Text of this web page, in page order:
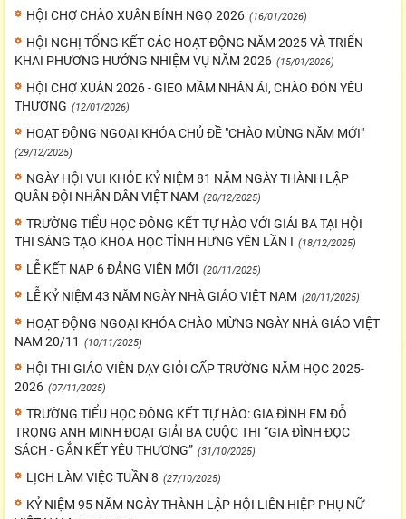
HỘI CHỢ CHÀO XUÂN BÍNH NGỌ 2026 (16/01/2026)
HỘI NGHỊ TỔNG KẾT CÁC HOẠT ĐỘNG NĂM 2025 VÀ TRIỂN
KHAI PHƯƠNG HƯỚNG NHIỆM VỤ NĂM 2026 (15/01/2026)
HỘI CHỢ XUÂN 2026 - GIEO MẦM NHÂN ÁI, CHÀO ĐÓN YÊU
THƯƠNG (12/01/2026)
HOẠT ĐỘNG NGOẠI KHÓA CHỦ ĐỀ "CHÀO MỪNG NĂM MỚI"
(29/12/2025)
NGÀY HỘI VUI KHỎE KỶ NIỆM 81 NĂM NGÀY THÀNH LẬP
QUÂN ĐỘI NHÂN DÂN VIỆT NAM (20/12/2025)
TRƯỜNG TIỂU HỌC ĐÔNG KẾT TỰ HÀO VỚI GIẢI BA TẠI HỘI
THI SÁNG TẠO KHOA HỌC TỈNH HƯNG YÊN LẦN I (18/12/2025)
LỄ KẾT NẠP 6 ĐẢNG VIÊN MỚI (20/11/2025)
LỄ KỶ NIỆM 43 NĂM NGÀY NHÀ GIÁO VIỆT NAM (20/11/2025)
HOẠT ĐỘNG NGOẠI KHÓA CHÀO MỪNG NGÀY NHÀ GIÁO VIỆT
NAM 20/11
(10/11/2025)
HỘI THI GIÁO VIÊN DẠY GIỎI CẤP TRƯỜNG NĂM HỌC 2025-
2026 (07/11/2025)
TRƯỜNG TIỂU HỌC ĐÔNG KẾT TỰ HÀO: GIA ĐÌNH EM ĐỖ
TRỌNG ANH MINH ĐOẠT GIẢI BA CUỘC THI “GIA ĐÌNH ĐỌC
SÁCH - GẮN KẾT YÊU THƯƠNG” (31/10/2025)
LỊCH LÀM VIỆC TUẦN 8 (27/10/2025)
KỶ NIỆM 95 NĂM NGÀY THÀNH LẬP HỘI LIÊN HIỆP PHỤ NỮ